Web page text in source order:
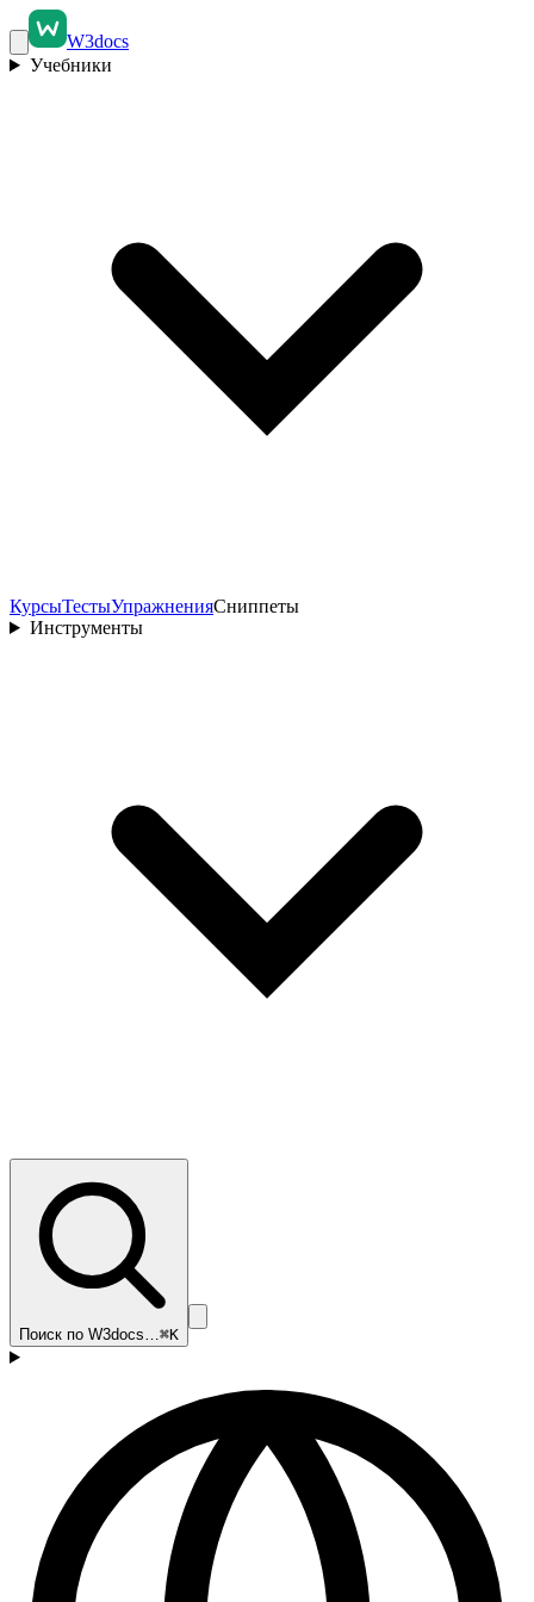
W3docs
Учебники
КурсыТестыУпражненияСниппеты
Инструменты
Поиск по W3docs…⌘K